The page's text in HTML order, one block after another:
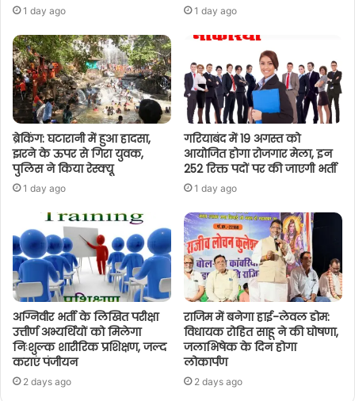
1 day ago 1 day ago
ब्रेकिंग: घटारानी में हुआ हादसा,
झरने के ऊपर से गिरा युवक,
पुलिस ने किया रेस्क्यू
1 day ago
गरियाबंद में 19 अगस्त को
आयोजित होगा रोजगार मेला, इन
252 रिक्त पदों पर की जाएगी भर्ती
1 day ago
अग्निवीर भर्ती के लिखित परीक्षा
उत्तीर्ण अभ्यर्थियों को मिलेगा
निःशुल्क शारीरिक प्रशिक्षण, जल्द
कराएं पंजीयन
2 days ago
राजिम में बनेगा हाई-लेवल डोम:
विधायक रोहित साहू ने की घोषणा,
जलाभिषेक के दिन होगा
लोकार्पण
2 days ago